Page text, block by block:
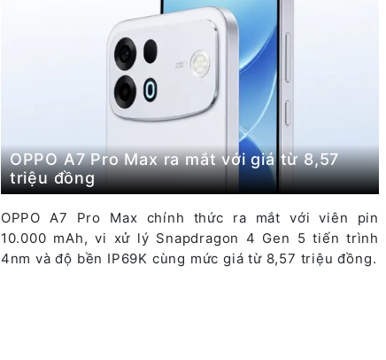
OPPO A7 Pro Max ra mắt với giá từ 8,57
triệu đồng
OPPO A7 Pro Max chính thức ra mắt với viên pin
10.000 mAh, vi xử lý Snapdragon 4 Gen 5 tiến trình
4nm và độ bền IP69K cùng mức giá từ 8,57 triệu đồng.